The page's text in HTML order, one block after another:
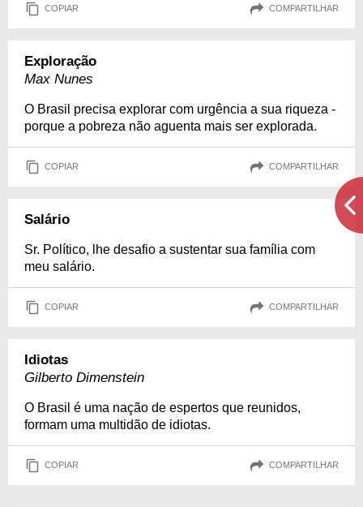
COPIAR COMPARTILHAR
Exploração
Max Nunes
O Brasil precisa explorar com urgência a sua riqueza -
porque a pobreza não aguenta mais ser explorada.
COPIAR COMPARTILHAR
Salário
Sr. Político, lhe desafio a sustentar sua família com
meu salário.
COPIAR COMPARTILHAR
Idiotas
Gilberto Dimenstein
O Brasil é uma nação de espertos que reunidos,
formam uma multidão de idiotas.
COPIAR COMPARTILHAR